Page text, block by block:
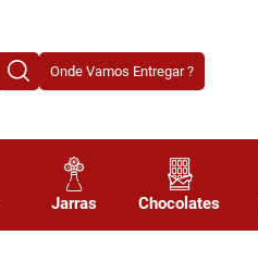
Onde Vamos Entregar ?
Jarras Chocolates